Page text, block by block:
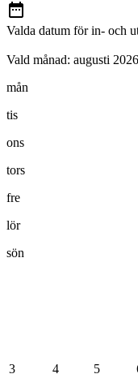
Valda datum för in- och
Vald månad: augusti 2026
mån
tis
ons
tors
fre
lör
sön
3 4 5